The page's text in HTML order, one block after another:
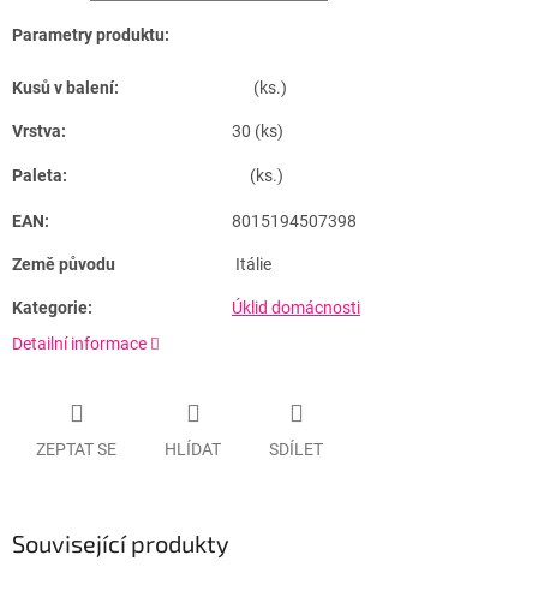
Parametry produktu:
Kusů v balení: (ks.)
Vrstva: 30 (ks)
Paleta: (ks.)
EAN: 8015194507398
Země původu Itálie
Kategorie:
Úklid domácnosti
Detailní informace
ZEPTAT SE HLÍDAT SDÍLET
Související produkty